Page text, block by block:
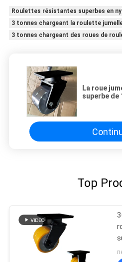
Roulettes résistantes superbes en
3 tonnes chargeant la roulette
3 tonnes chargeant des roues de
La roue
superbe de
Top